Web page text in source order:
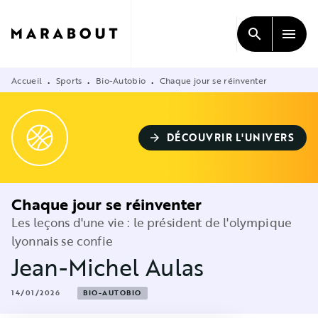
CONTENU
search menu
Accueil • Sports • Bio-Autobio • Chaque jour se réinventer
arrow_forward DÉCOUVRIR L'UNIVERS
Chaque jour se réinventer
Les leçons d'une vie : le président de l'olympique
lyonnais se confie
Jean-Michel Aulas
14/01/2026 BIO-AUTOBIO